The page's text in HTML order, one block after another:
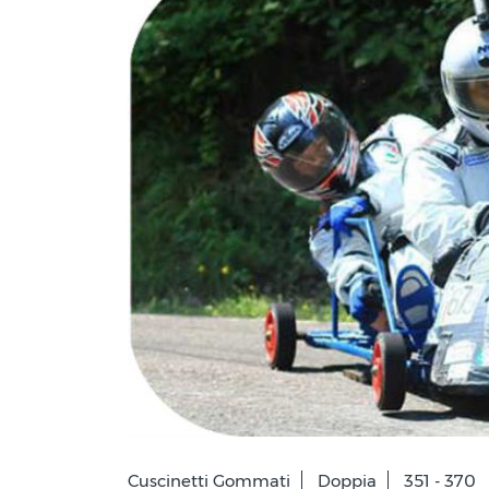
Cuscinetti Gommati Doppia 351 - 370